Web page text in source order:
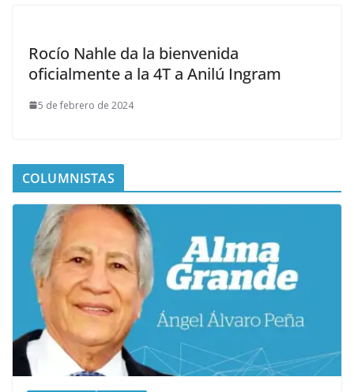
Rocío Nahle da la bienvenida
oficialmente a la 4T a Anilú Ingram
5 de febrero de 2024
COLUMNISTAS